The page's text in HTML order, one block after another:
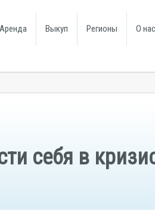
Аренда Выкуп Регионы О нас
себя в